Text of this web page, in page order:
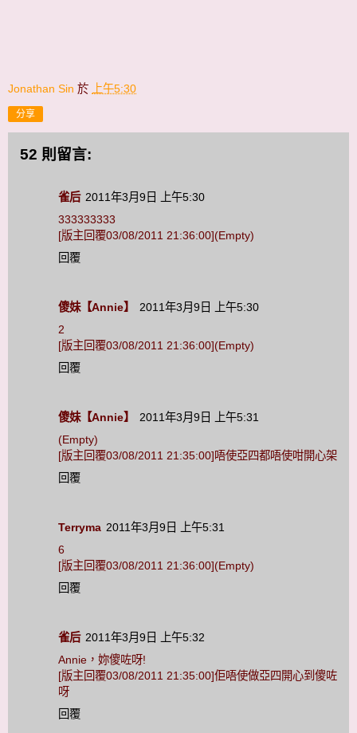
Jonathan Sin 於 上午5:30
分享
52 則留言:
雀后 2011年3月9日 上午5:30
333333333
[版主回覆03/08/2011 21:36:00](Empty)
回覆
傻妹【Annie】
2011年3月9日 上午5:30
2
[版主回覆03/08/2011 21:36:00](Empty)
回覆
傻妹【Annie】
2011年3月9日 上午5:31
(Empty)
[版主回覆03/08/2011 21:35:00]唔使亞四都唔使咁開心架
回覆
Terryma 2011年3月9日 上午5:31
6
[版主回覆03/08/2011 21:36:00](Empty)
回覆
雀后 2011年3月9日 上午5:32
Annie，妳傻咗呀!
[版主回覆03/08/2011 21:35:00]佢唔使做亞四開心到傻咗
呀
回覆